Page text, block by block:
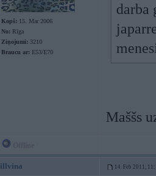
Kopš: 15. Mar 2006
No: Rīga
Ziņojumi: 3210
Braucu ar: E53/E70
darba
Maššs
illvina 14. Feb 2011,